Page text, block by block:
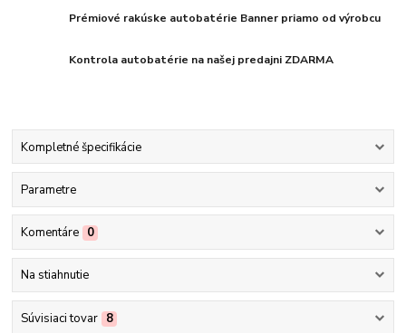
Prémiové rakúske autobatérie Banner priamo od výrobcu
Kontrola autobatérie na našej predajni ZDARMA
Kompletné špecifikácie
Parametre
Komentáre 0
Na stiahnutie
Súvisiaci tovar 8